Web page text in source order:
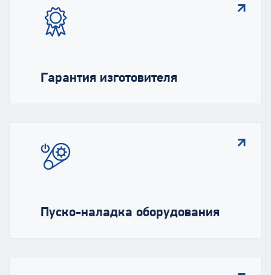
Гарантия изготовителя
Пуско-наладка оборудования